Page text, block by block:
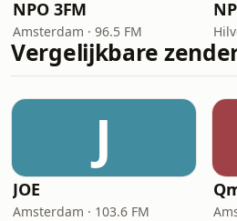
NPO 3FM
Amsterdam · 96.5 FM
Vergelijkbare
J
JOE
Amsterdam · 103.6 FM